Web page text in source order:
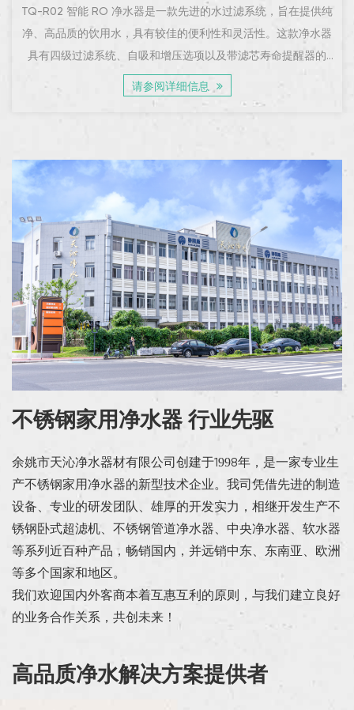
TQ-R02 智能 RO 净水器是一款先进的水过滤系统，旨在提供纯
净、高品质的饮用水，具有较佳的便利性和灵活性。这款净水器
具有四级过滤系统、自吸和增压选项以及带滤芯寿命提醒器的
LED 显示屏，为需要可靠净水的家庭或办公室提供了现代化的解
决方案。其光滑的不锈钢滤瓶和外壳确保耐用性和持久的高档外
请参阅详细信息
不锈钢家用净水器 行业先驱
余姚市天沁净水器材有限公司创建于1998年，是一家专业生
产不锈钢家用净水器的新型技术企业。我司凭借先进的制造
设备、专业的研发团队、雄厚的开发实力，相继开发生产不
锈钢卧式超滤机、不锈钢管道净水器、中央净水器、软水器
等系列近百种产品，畅销国内，并远销中东、东南亚、欧洲
等多个国家和地区。
我们欢迎国内外客商本着互惠互利的原则，与我们建立良好
的业务合作关系，共创未来！
高品质净水解决方案提供者